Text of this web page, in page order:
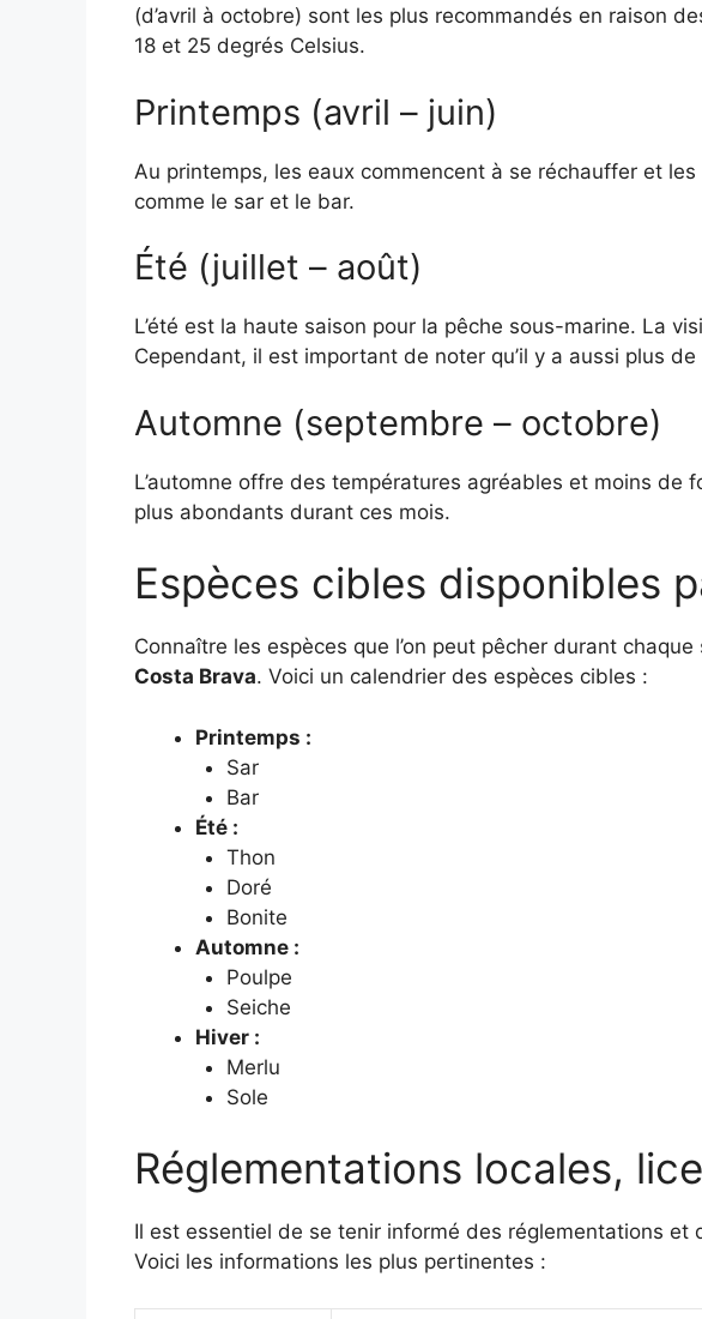
(d’avril à octobre) sont les plus recommandés en raison
18 et 25 degrés Celsius.
Printemps (avril – juin)
Au printemps, les eaux commencent à se réchauffer et
comme le sar et le bar.
Été (juillet – août)
L’été est la haute saison pour la pêche sous-marine. La
Cependant, il est important de noter qu’il y a aussi plus de
Automne (septembre – octobre)
L’automne offre des températures agréables et moins de
plus abondants durant ces mois.
Espèces cibles disponibles
Connaître les espèces que l’on peut pêcher durant
Costa Brava. Voici un calendrier des espèces cibles :
Printemps :
Sar
Bar
Été :
Thon
Doré
Bonite
Automne :
Poulpe
Seiche
Hiver :
Merlu
Sole
Réglementations locales,
Il est essentiel de se tenir informé des réglementations et
Voici les informations les plus pertinentes :